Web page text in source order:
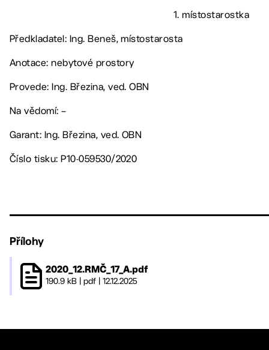
1. místostarostka
Předkladatel: Ing. Beneš, místostarosta
Anotace: nebytové prostory
Provede: Ing. Březina, ved. OBN
Na vědomí: –
Garant: Ing. Březina, ved. OBN
Číslo tisku: P10-059530/2020
Přílohy
2020_12.RMČ_17_A.pdf
190.9 kB pdf 12.12.2025